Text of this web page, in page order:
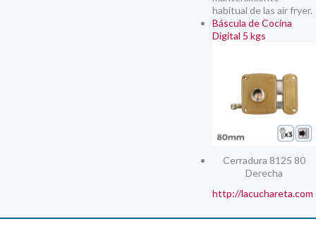
habitual de las air fryer.
Báscula de Cocina
Digital 5 kgs
Cerradura 8125 80
Derecha
http://lacuchareta.com